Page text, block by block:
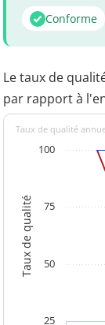
Conforme
Le taux de
par rapport à
Taux de qualité
Taux de qualité
25
50
75
100